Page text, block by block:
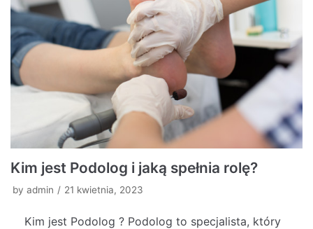
Kim jest Podolog i jaką spełnia rolę?
by admin 21 kwietnia, 2023
Kim jest Podolog ? Podolog to specjalista, który